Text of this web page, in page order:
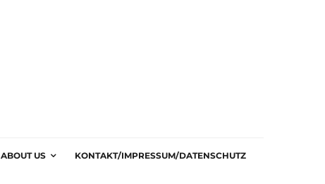
ABOUT US KONTAKT/IMPRESSUM/DATENSCHUTZ